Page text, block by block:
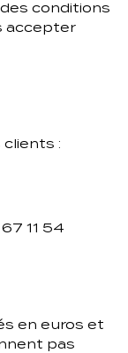
conditions
accepter
clients :
11 54
en euros et
pas